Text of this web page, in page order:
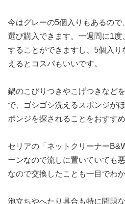
今はグレーの5個入りもあるので
選び購入できます。一週間に1度
することができますし、5個入
えるとコスパもいいです。
鍋のこびりつきやこげつきなど
で、ゴシゴシ洗えるスポンジが
ポンジを探されることをおすすめ
セリアの「ネットクリーナー
ーンなので流しに置いていても
なので交換したことも一目でわ
泡立ちやへたり具合も特に問題